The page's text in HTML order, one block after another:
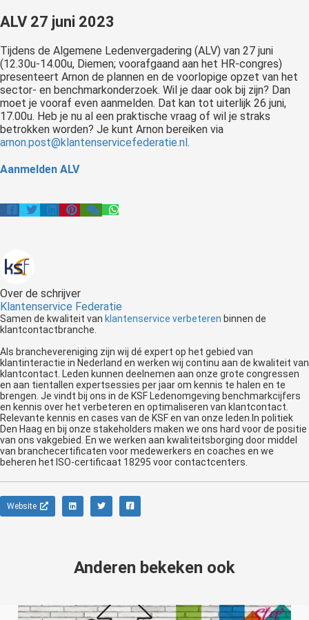
ALV 27 juni 2023
Tijdens de Algemene Ledenvergadering (ALV) van 27 juni
(12.30u-14.00u, Diemen; voorafgaand aan het HR-congres)
presenteert Arnon de plannen en de voorlopige opzet van het
sector- en benchmarkonderzoek. Wil je daar ook bij zijn? Dan
moet je vooraf even aanmelden. Dat kan tot uiterlijk 26 juni,
17.00u. Heb je nu al een praktische vraag of wil je straks
betrokken worden? Je kunt Arnon bereiken via
arnon.post@klantenservicefederatie.nl.
Aanmelden ALV
Over de schrijver
Klantenservice Federatie
Samen de kwaliteit van klantenservice verbeteren binnen de
klantcontactbranche.
Als branchevereniging zijn wij dé expert op het gebied van
klantinteractie in Nederland en werken wij continu aan de kwaliteit van
klantcontact. Leden kunnen deelnemen aan onze grote congressen
en aan tientallen expertsessies per jaar om kennis te halen en te
brengen. Je vindt bij ons in de KSF Ledenomgeving benchmarkcijfers
en kennis over het verbeteren en optimaliseren van klantcontact.
Relevante kennis en cases van de KSF en van onze leden.In politiek
Den Haag en bij onze stakeholders maken we ons hard voor de positie
van ons vakgebied. En we werken aan kwaliteitsborging door middel
van branchecertificaten voor medewerkers en coaches en we
beheren het ISO-certificaat 18295 voor contactcenters.
Website
Anderen bekeken ook